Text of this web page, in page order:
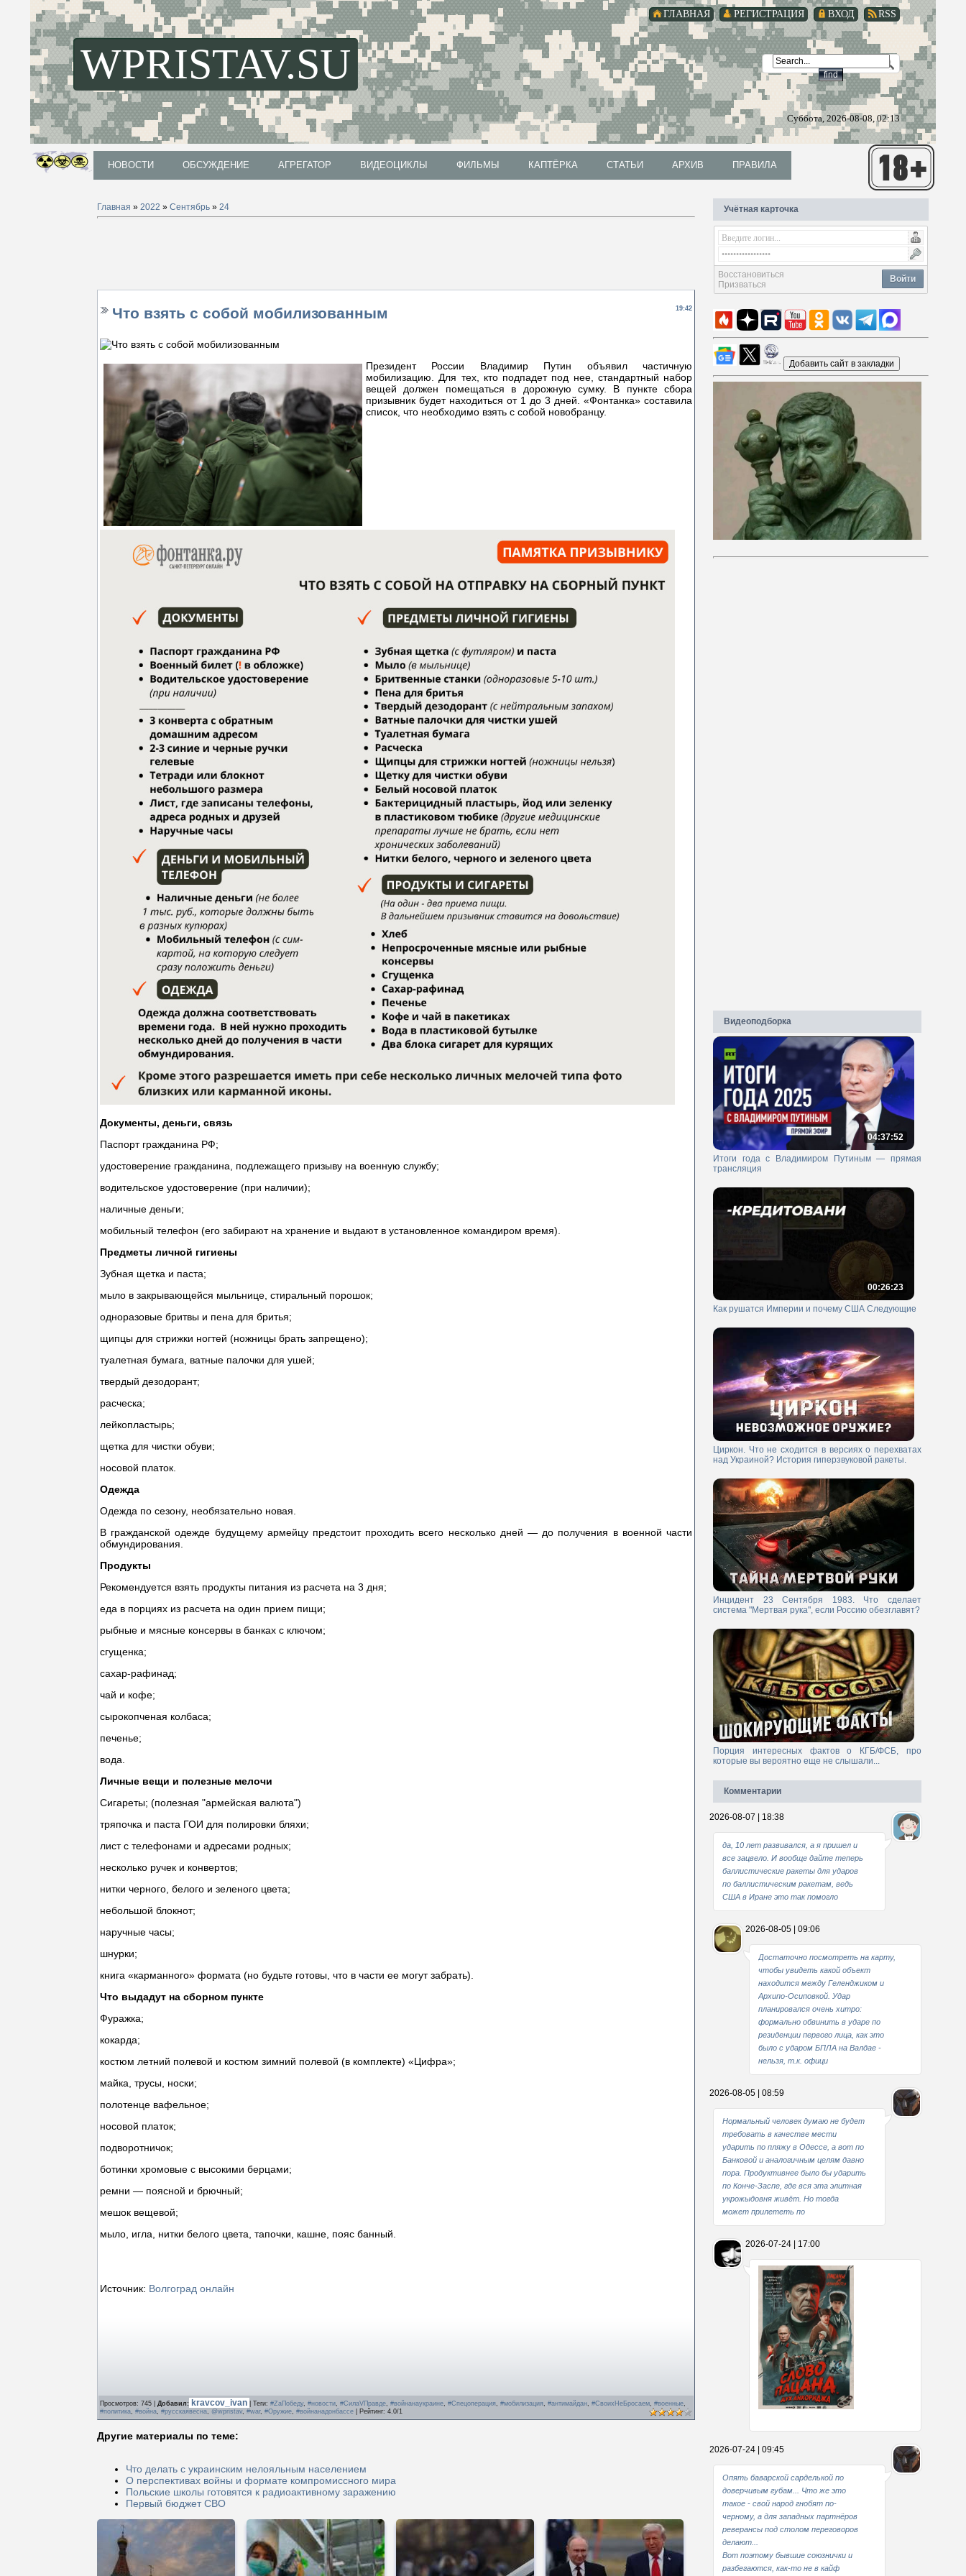
RSS
ВХОД
РЕГИСТРАЦИЯ
ГЛАВНАЯ
WPRISTAV.SU
Суббота, 2026-08-08, 02:13
НОВОСТИ ОБСУЖДЕНИЕ АГРЕГАТОР ВИДЕОЦИКЛЫ ФИЛЬМЫ КАПТЁРКА СТАТЬИ АРХИВ ПРАВИЛА
Главная » 2022 » Сентябрь » 24
19:42
Что взять с собой мобилизованным
Президент России Владимир Путин объявил частичную
мобилизацию. Для тех, кто подпадет под нее, стандартный набор
вещей должен помещаться в дорожную сумку. В пункте сбора
призывник будет находиться от 1 до 3 дней. «Фонтанка» составила
список, что необходимо взять с собой новобранцу.
Документы, деньги, связь
Паспорт гражданина РФ;
удостоверение гражданина, подлежащего призыву на военную службу;
водительское удостоверение (при наличии);
наличные деньги;
мобильный телефон (его забирают на хранение и выдают в установленное командиром время).
Предметы личной гигиены
Зубная щетка и паста;
мыло в закрывающейся мыльнице, стиральный порошок;
одноразовые бритвы и пена для бритья;
щипцы для стрижки ногтей (ножницы брать запрещено);
туалетная бумага, ватные палочки для ушей;
твердый дезодорант;
расческа;
лейкопластырь;
щетка для чистки обуви;
носовой платок.
Одежда
Одежда по сезону, необязательно новая.
В гражданской одежде будущему армейцу предстоит проходить всего несколько дней — до получения в военной части
обмундирования.
Продукты
Рекомендуется взять продукты питания из расчета на 3 дня;
еда в порциях из расчета на один прием пищи;
рыбные и мясные консервы в банках с ключом;
сгущенка;
сахар-рафинад;
чай и кофе;
сырокопченая колбаса;
печенье;
вода.
Личные вещи и полезные мелочи
Сигареты; (полезная "армейская валюта")
тряпочка и паста ГОИ для полировки бляхи;
лист с телефонами и адресами родных;
несколько ручек и конвертов;
нитки черного, белого и зеленого цвета;
небольшой блокнот;
наручные часы;
шнурки;
книга «карманного» формата (но будьте готовы, что в части ее могут забрать).
Что выдадут на сборном пункте
Фуражка;
кокарда;
костюм летний полевой и костюм зимний полевой (в комплекте) «Цифра»;
майка, трусы, носки;
полотенце вафельное;
носовой платок;
подворотничок;
ботинки хромовые с высокими берцами;
ремни — поясной и брючный;
мешок вещевой;
мыло, игла, нитки белого цвета, тапочки, кашне, пояс банный.
Источник: Волгоград онлайн
Просмотров: 745 | Добавил: kravcov_ivan Теги: #ZаПобеду, #новости, #СилаVПравде, #войнанаукраине, #Спецоперация, #мобилизация, #антимайдан, #СвоихНеБросаем, #военные,
#политика, #война, #русскаявесна, @wpristav, #war, #Оружие, #войнанадонбассе Рейтинг: 4.0/1
Другие материалы по теме:
Что делать с украинским нелояльным населением
О перспективах войны и формате компромиссного мира
Польские школы готовятся к радиоактивному заражению
Первый бюджет СВО
Учётная карточка
Войти
Восстановиться
Призваться
Видеоподборка
04:37:52
Итоги года с Владимиром Путиным — прямая
трансляция
00:26:23
Как рушатся Империи и почему США Следующие
Циркон. Что не сходится в версиях о перехватах
над Украиной? История гиперзвуковой ракеты.
Инцидент 23 Сентября 1983. Что сделает
система "Мертвая рука", если Россию обезглавят?
Порция интересных фактов о КГБ/ФСБ, про
которые вы вероятно еще не слышали...
Комментарии
2026-08-07 | 18:38
да, 10 лет развивался, а я пришел и
все зацвело. И вообще дайте теперь
баллистические ракеты для ударов
по баллистическим ракетам, ведь
США в Иране это так помогло
2026-08-05 | 09:06
Достаточно посмотреть на карту,
чтобы увидеть какой объект
находится между Геленджиком и
Архипо-Осиповкой. Удар
планировался очень хитро:
формально обвинить в ударе по
резиденции первого лица, как это
было с ударом БПЛА на Валдае -
нельзя, т.к. офици
2026-08-05 | 08:59
Нормальный человек думаю не будет
требовать в качестве мести
ударить по пляжу в Одессе, а вот по
Банковой и аналогичным целям давно
пора. Продуктивнее было бы ударить
по Конче-Заспе, где вся эта элитная
укрожыдовня живёт. Но тогда
может прилететь по
2026-07-24 | 17:00
2026-07-24 | 09:45
Опять баварской сарделькой по
доверчивым губам... Что же это
такое - свой народ гнобят по-
черному, а для западных партнёров
реверансы под столом переговоров
делают...
Вот поэтому бывшие союзнички и
разбегаются, как-то не в кайф